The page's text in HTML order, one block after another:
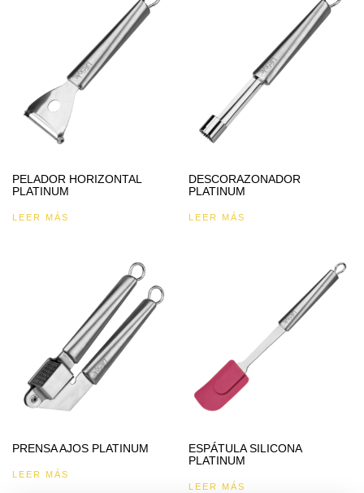
PELADOR HORIZONTAL
PLATINUM
LEER MÁS
DESCORAZONADOR
PLATINUM
LEER MÁS
PRENSA AJOS PLATINUM
LEER MÁS
ESPÁTULA SILICONA
PLATINUM
LEER MÁS